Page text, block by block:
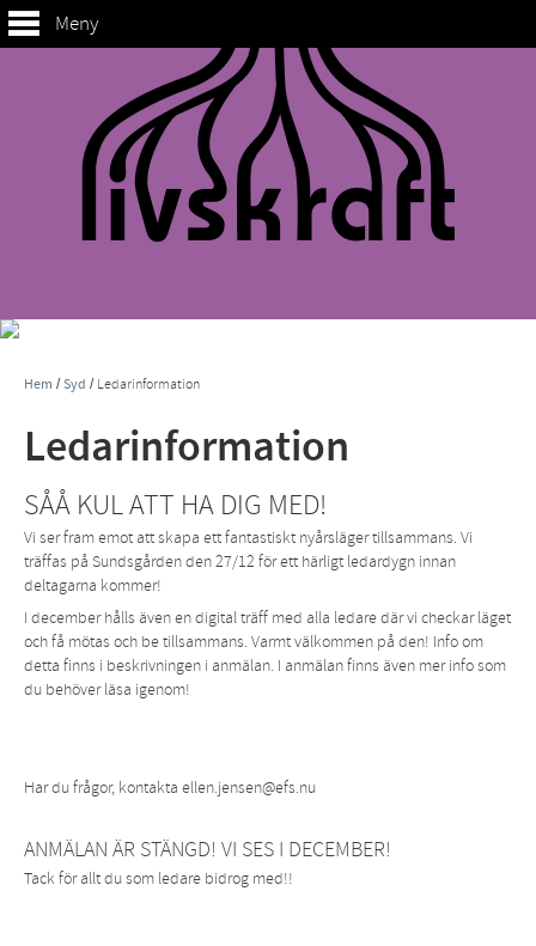
Meny
Hem /Syd / Ledarinformation
Ledarinformation
SÅÅ KUL ATT HA DIG MED!
Vi ser fram emot att skapa ett fantastiskt nyårsläger tillsammans. Vi
träffas på Sundsgården den 27/12 för ett härligt ledardygn innan
deltagarna kommer!
I december hålls även en digital träff med alla ledare där vi checkar läget
och få mötas och be tillsammans. Varmt välkommen på den! Info om
detta finns i beskrivningen i anmälan. I anmälan finns även mer info som
du behöver läsa igenom!
Har du frågor, kontakta ellen.jensen@efs.nu
ANMÄLAN ÄR STÄNGD! VI SES I DECEMBER!
Tack för allt du som ledare bidrog med!!